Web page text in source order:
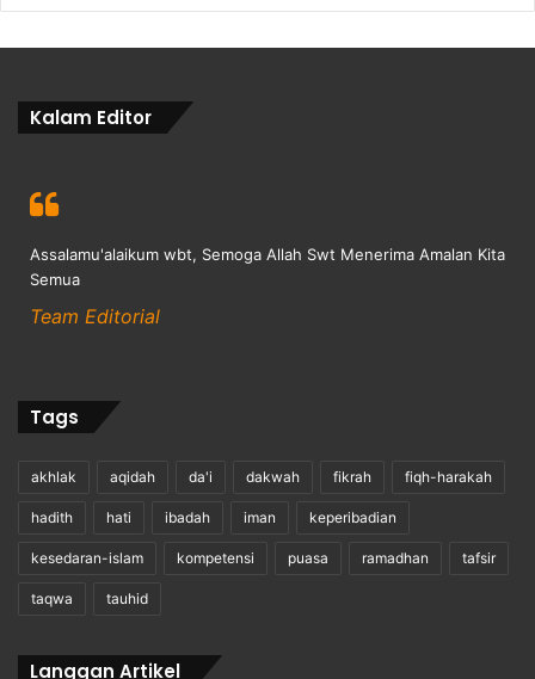
Kalam Editor
Assalamu'alaikum wbt, Semoga Allah Swt Menerima Amalan Kita
Semua
Team Editorial
Tags
akhlak aqidah da'i dakwah fikrah fiqh-harakah
hadith hati ibadah iman keperibadian
kesedaran-islam kompetensi puasa ramadhan tafsir
taqwa tauhid
Langgan Artikel